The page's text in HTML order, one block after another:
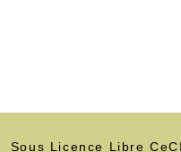
Sous Licence Libre